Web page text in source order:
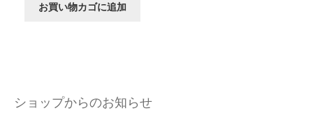
お買い物カゴに追加
ショップからのお知らせ